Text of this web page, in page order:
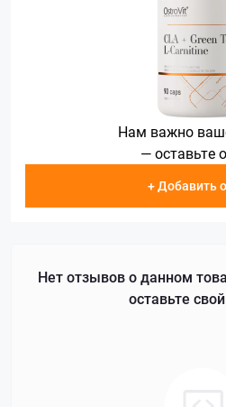
Нам важно
— оставьте
+ Добавить
Нет отзывов о данном
оставьте